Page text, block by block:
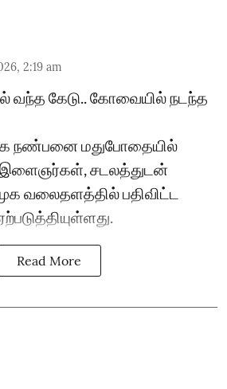
2:19 am
வந்த கேடு.. கோவையில் நடந்த
நண்பனை மதுபோதையில்
சடலத்துடன்
வலைதளத்தில் பதிவிட்ட
Read More